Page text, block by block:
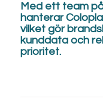
Med ett team
hanterar
vilket gör
kunddata och
prioritet.